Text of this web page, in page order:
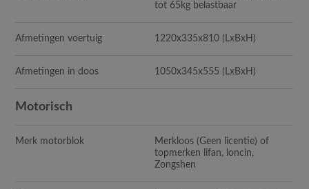
tot 65kg belastbaar
Afmetingen voertuig 1220x335x810 (LxBxH)
Afmetingen in doos 1050x345x555 (LxBxH)
Motorisch
Merk motorblok
Merkloos (Geen licentie) of
topmerken lifan, loncin,
Zongshen